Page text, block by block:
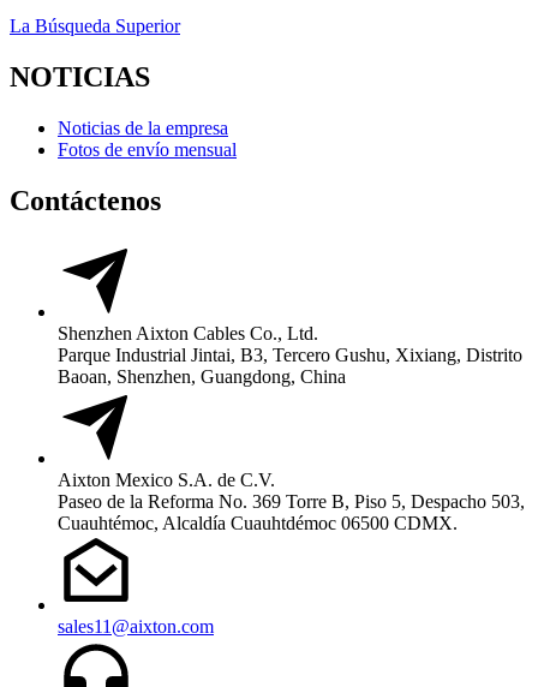
La Búsqueda Superior
NOTICIAS
Noticias de la empresa
Fotos de envío mensual
Contáctenos
Shenzhen Aixton Cables Co., Ltd.
Parque Industrial Jintai, B3, Tercero Gushu, Xixiang, Distrito
Baoan, Shenzhen, Guangdong, China
Aixton Mexico S.A. de C.V.
Paseo de la Reforma No. 369 Torre B, Piso 5, Despacho 503,
Cuauhtémoc, Alcaldía Cuauhtdémoc 06500 CDMX.
sales11@aixton.com